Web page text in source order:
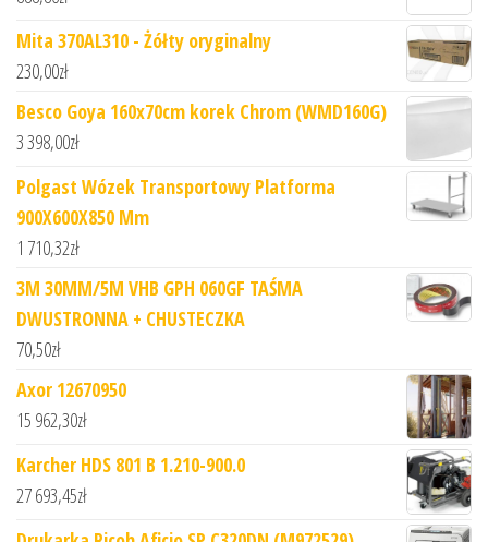
Mita 370AL310 - Żółty oryginalny
230,00zł
Besco Goya 160x70cm korek Chrom (WMD160G)
3 398,00zł
Polgast Wózek Transportowy Platforma
900X600X850 Mm
1 710,32zł
3M 30MM/5M VHB GPH 060GF TAŚMA
DWUSTRONNA + CHUSTECZKA
70,50zł
Axor 12670950
15 962,30zł
Karcher HDS 801 B 1.210-900.0
27 693,45zł